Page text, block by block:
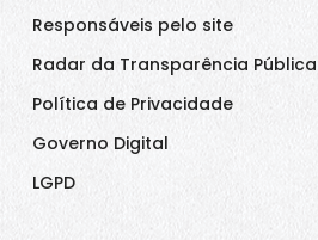
Responsáveis pelo site
Radar da Transparência Pública
Política de Privacidade
Governo Digital
LGPD